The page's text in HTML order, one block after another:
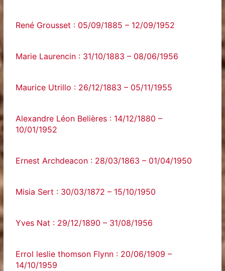
René Grousset : 05/09/1885 – 12/09/1952
Marie Laurencin : 31/10/1883 – 08/06/1956
Maurice Utrillo : 26/12/1883 – 05/11/1955
Alexandre Léon Belières : 14/12/1880 –
10/01/1952
Ernest Archdeacon : 28/03/1863 – 01/04/1950
Misia Sert : 30/03/1872 – 15/10/1950
Yves Nat : 29/12/1890 – 31/08/1956
Errol leslie thomson Flynn : 20/06/1909 –
14/10/1959